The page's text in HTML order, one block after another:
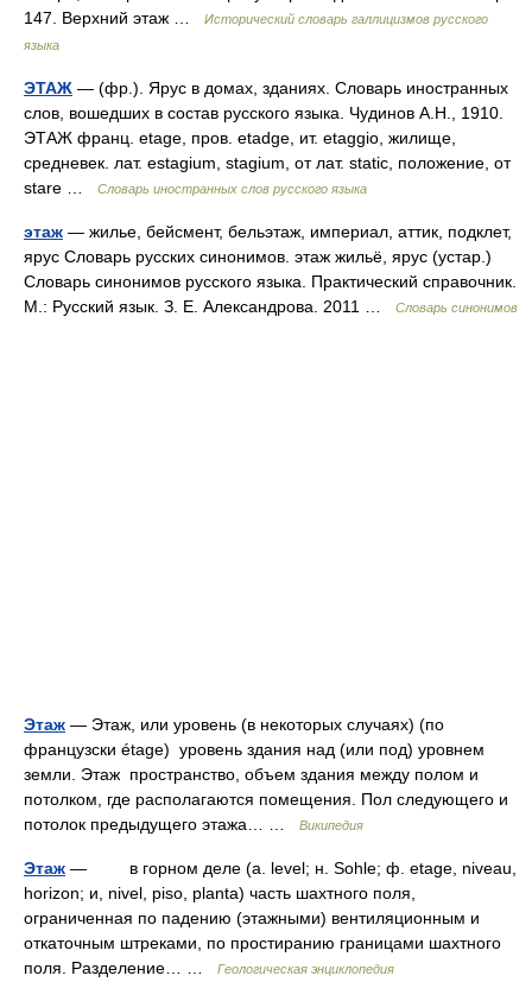
147. Верхний этаж …
Исторический словарь галлицизмов русского
языка
ЭТАЖ — (фр.). Ярус в домах, зданиях. Словарь иностранных
слов, вошедших в состав русского языка. Чудинов А.Н., 1910.
ЭТАЖ франц. etage, пров. etadge, ит. etaggio, жилище,
средневек. лат. estagium, stagium, от лат. static, положение, от
stare …
Словарь иностранных слов русского языка
этаж — жилье, бейсмент, бельэтаж, империал, аттик, подклет,
ярус Словарь русских синонимов. этаж жильё, ярус (устар.)
Словарь синонимов русского языка. Практический справочник.
М.: Русский язык. З. Е. Александрова. 2011 …
Словарь синонимов
Этаж — Этаж, или уровень (в некоторых случаях) (по
французски étage) уровень здания над (или под) уровнем
земли. Этаж пространство, объем здания между полом и
потолком, где располагаются помещения. Пол следующего и
потолок предыдущего этажа… …
Википедия
Этаж — в горном делe (a. level; н. Sohle; ф. etage, niveau,
horizon; и, nivel, piso, planta) часть шахтного поля,
ограниченная по падению (этажными) вентиляционным и
откаточным штреками, по простиранию границами шахтного
поля. Pазделение… …
Геологическая энциклопедия